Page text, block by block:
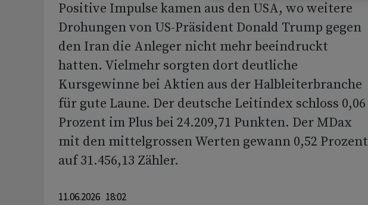
Positive Impulse kamen aus den USA, wo weitere
Drohungen von US-Präsident Donald Trump gegen
den Iran die Anleger nicht mehr beeindruckt
hatten. Vielmehr sorgten dort deutliche
Kursgewinne bei Aktien aus der Halbleiterbranche
für gute Laune. Der deutsche Leitindex schloss 0,06
Prozent im Plus bei 24.209,71 Punkten. Der MDax
mit den mittelgrossen Werten gewann 0,52 Prozent
auf 31.456,13 Zähler.
11.06.2026 18:02